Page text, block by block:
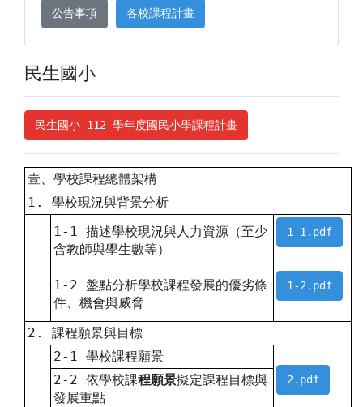
公告事項 各校課程計畫
民生國小
民生國小 112 學年度國民小學課程計畫
壹、學校課程總體架構
1. 學校現況與背景分析
1-1 描述學校現況與人力資源（至少
含教師與學生數等）
1-1.pdf
1-2 盤點分析學校課程發展的優劣條
件、機會與威脅
1-2.pdf
2. 課程願景與目標
2-1 學校課程願景
2.pdf
2-2 依學校課程願景擬定課程目標與
發展重點